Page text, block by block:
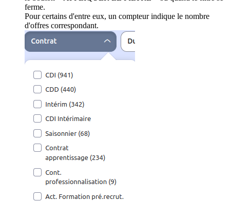
ferme.
Pour certains d'entre eux, un compteur indique le nombre
d'offres correspondant.